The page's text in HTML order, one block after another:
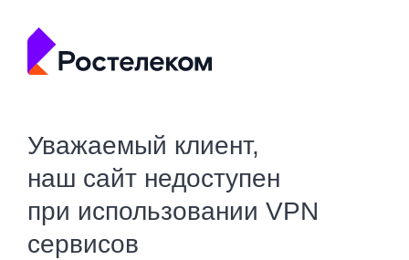
Уважаемый клиент,
наш сайт недоступен
при использовании VPN
сервисов